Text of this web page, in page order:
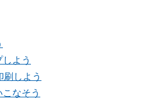
よう
しよう
なそう